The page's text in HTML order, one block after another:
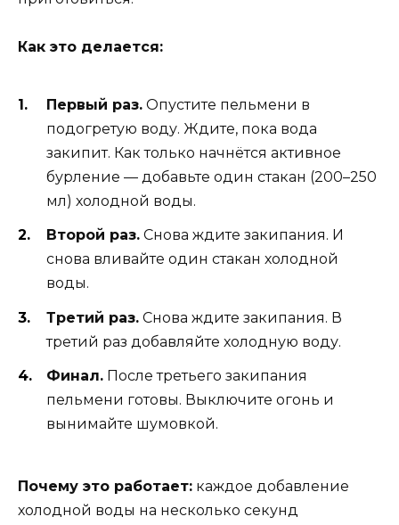
Как это делается:
Первый раз. Опустите пельмени в
подогретую воду. Ждите, пока вода
закипит. Как только начнётся активное
бурление — добавьте один стакан (200–250
мл) холодной воды.
Второй раз. Снова ждите закипания. И
снова вливайте один стакан холодной
воды.
Третий раз. Снова ждите закипания. В
третий раз добавляйте холодную воду.
Финал. После третьего закипания
пельмени готовы. Выключите огонь и
вынимайте шумовкой.
Почему это работает: каждое добавление
холодной воды на несколько секунд